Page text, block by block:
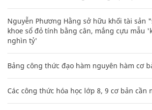
Nguyễn Phương Hằng sở hữu khối tài sản
khoe sổ đỏ tính bằng cân, mắng cựu mẫu
nghìn tỷ'
Bảng công thức đạo hàm nguyên hàm cơ
Các công thức hóa học lớp 8, 9 cơ bản cần